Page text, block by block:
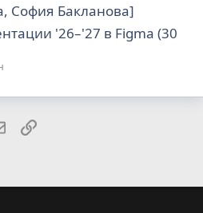
София Бакланова]
'26–'27 в Figma (30
Электронная почта
Ссылка